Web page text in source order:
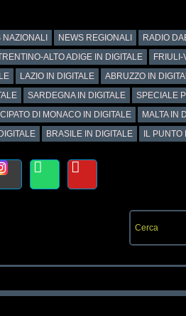
NAZIONALI NEWS REGIONALI RADIO
ALTO ADIGE IN DIGITALE FRIULI-
LAZIO IN DIGITALE ABRUZZO IN
SARDEGNA IN DIGITALE SPECIALE
DI MONACO IN DIGITALE MALTA IN
BRASILE IN DIGITALE IL PUNTO